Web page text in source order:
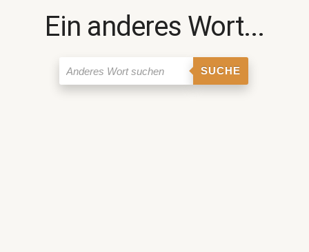
Ein anderes Wort...
SUCHE